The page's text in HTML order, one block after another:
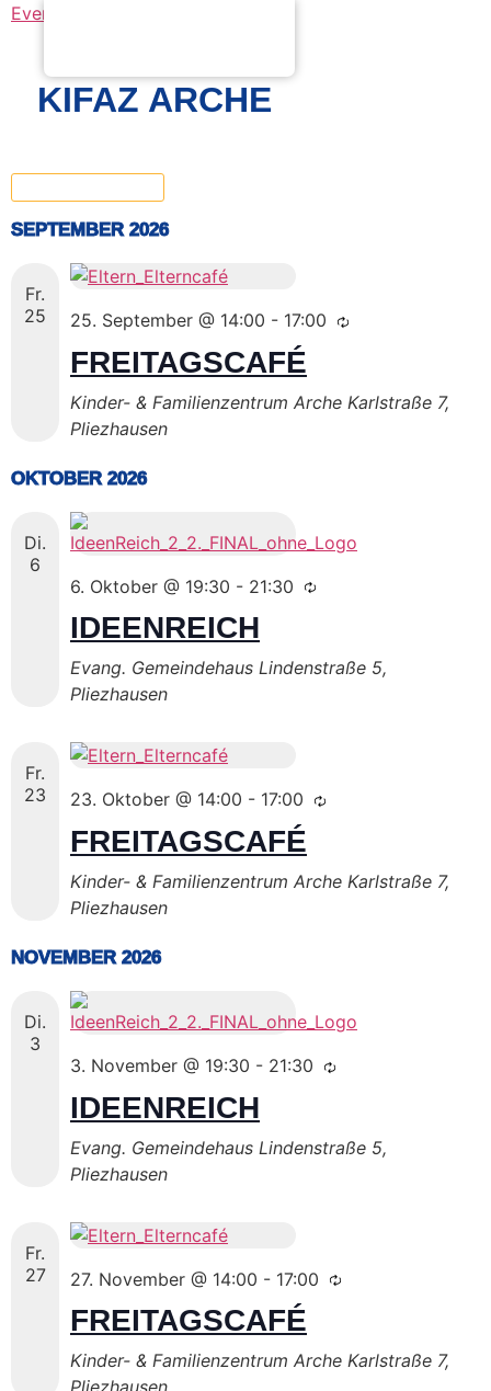
Events
KIFAZ ARCHE
date.
SEPTEMBER 2026
Fr.
25
25. September @ 14:00 - 17:00
FREITAGSCAFÉ
Kinder- & Familienzentrum Arche Karlstraße 7,
Pliezhausen
OKTOBER 2026
Di.
6
6. Oktober @ 19:30 - 21:30
IDEENREICH
Evang. Gemeindehaus Lindenstraße 5,
Pliezhausen
Fr.
23
23. Oktober @ 14:00 - 17:00
FREITAGSCAFÉ
Kinder- & Familienzentrum Arche Karlstraße 7,
Pliezhausen
NOVEMBER 2026
Di.
3
3. November @ 19:30 - 21:30
IDEENREICH
Evang. Gemeindehaus Lindenstraße 5,
Pliezhausen
Fr.
27
27. November @ 14:00 - 17:00
FREITAGSCAFÉ
Kinder- & Familienzentrum Arche Karlstraße 7,